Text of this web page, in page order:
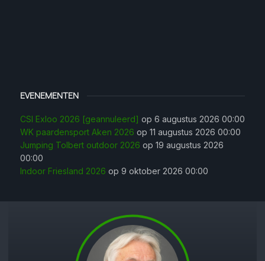
EVENEMENTEN
CSI Exloo 2026 [geannuleerd] op 6 augustus 2026 00:00
WK paardensport Aken 2026 op 11 augustus 2026 00:00
Jumping Tolbert outdoor 2026 op 19 augustus 2026
00:00
Indoor Friesland 2026 op 9 oktober 2026 00:00